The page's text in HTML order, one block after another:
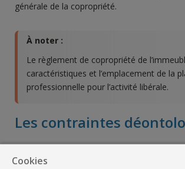
générale de la copropriété.
À noter :
Le règlement de copropriété de
caractéristiques et l’emplacement de la
professionnelle pour l’activité libérale.
Les contraintes
ceux des médecins, des masseurs-
Cookies